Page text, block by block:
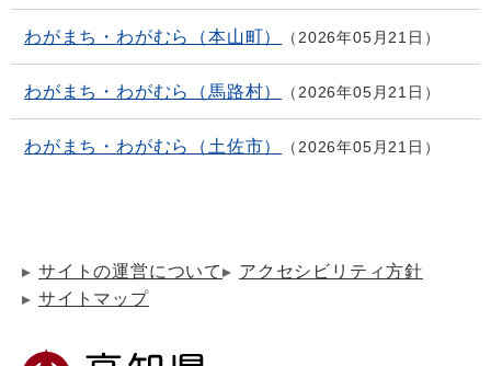
わがまち・わがむら（本山町） 2026年05月21日
わがまち・わがむら（馬路村） 2026年05月21日
わがまち・わがむら（土佐市） 2026年05月21日
サイトの運営について
アクセシビリティ方針
サイトマップ